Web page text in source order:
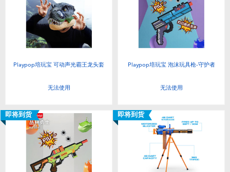
Playpop培玩宝 可动声光霸王龙头套
无法使用
Playpop培玩宝 泡沫玩具枪-守护者
无法使用
即将到货 即将到货